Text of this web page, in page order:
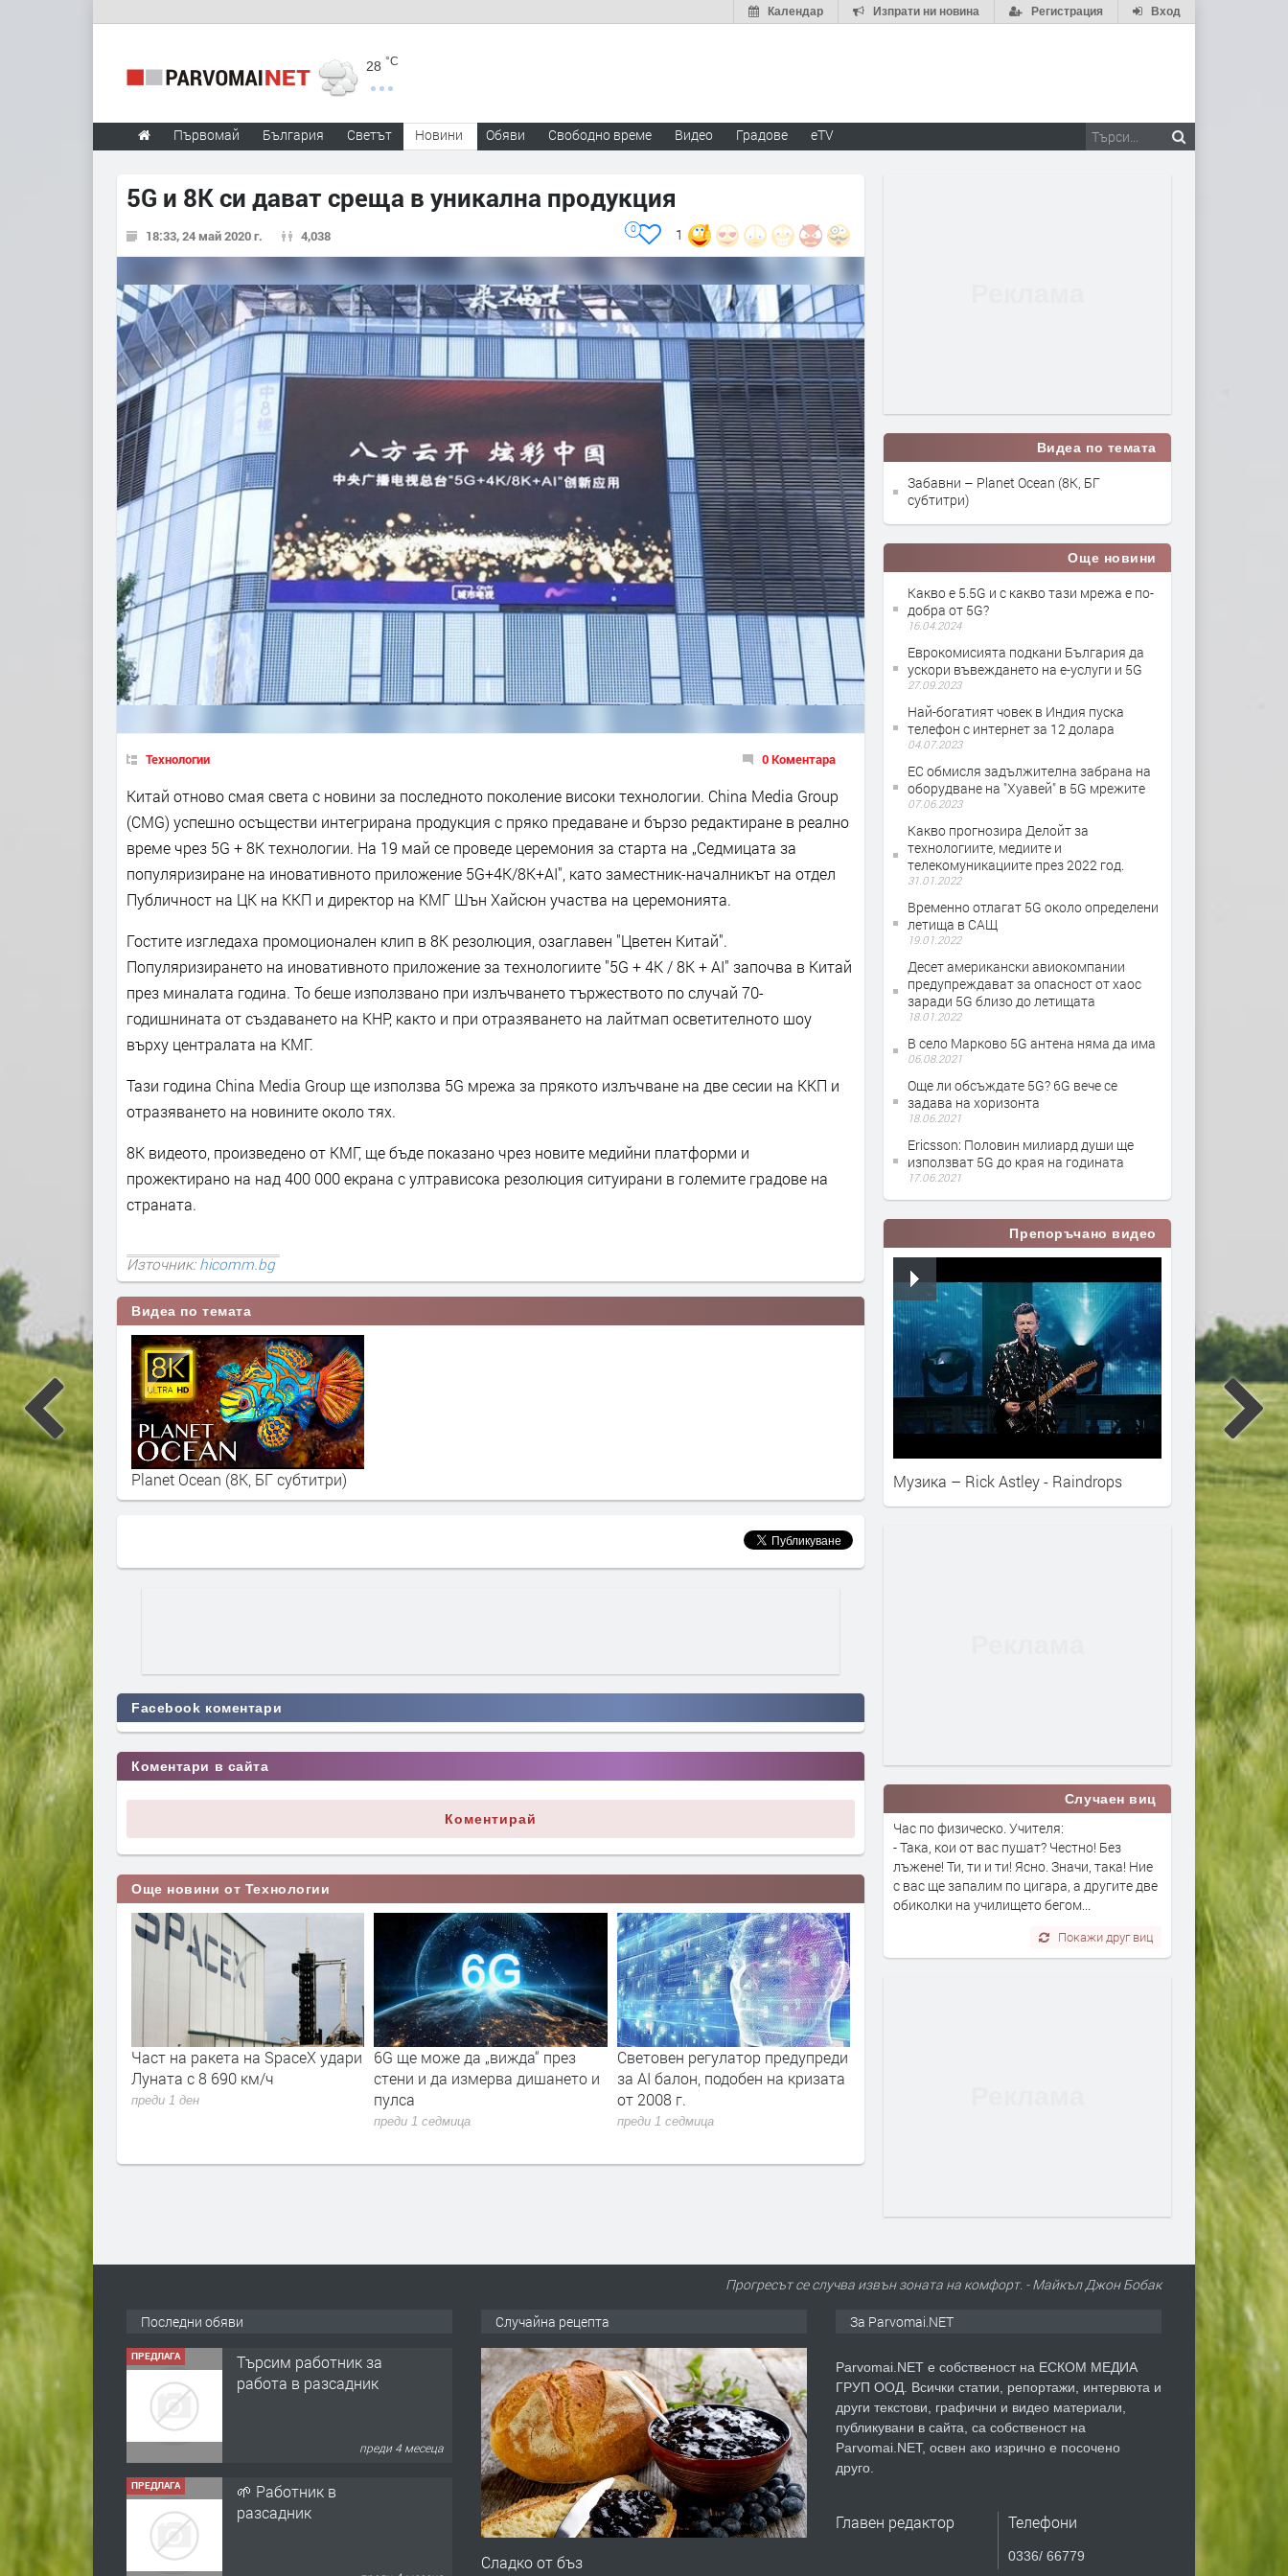
Вход
Регистрация
Изпрати ни новина
Календар
28 °C
Първомай България Светът Новини Обяви Свободно време Видео Градове eTV
5G и 8K си дават среща в уникална продукция
18:33, 24 май 2020 г. 4,038 1
0
Технологии 0 Коментара
Китай отново смая света с новини за последното поколение високи технологии. China Media Group
(CMG) успешно осъществи интегрирана продукция с пряко предаване и бързо редактиране в реално
време чрез 5G + 8K технологии. На 19 май се проведе церемония за старта на „Седмицата за
популяризиране на иновативното приложение 5G+4K/8K+AI", като заместник-началникът на отдел
Публичност на ЦК на ККП и директор на КМГ Шън Хайсюн участва на церемонията.
Гостите изгледаха промоционален клип в 8K резолюция, озаглавен "Цветен Китай".
Популяризирането на иновативното приложение за технологиите "5G + 4K / 8K + AI" започва в Китай
през миналата година. То беше използвано при излъчването тържеството по случай 70-
годишнината от създаването на КНР, както и при отразяването на лайтмап осветителното шоу
върху централата на КМГ.
Тази година China Media Group ще използва 5G мрежа за прякото излъчване на две сесии на ККП и
отразяването на новините около тях.
8K видеото, произведено от КМГ, ще бъде показано чрез новите медийни платформи и
прожектирано на над 400 000 екрана с ултрависока резолюция ситуирани в големите градове на
страната.
Източник:hicomm.bg
Видеа по темата
Planet Ocean (8K, БГ субтитри)
Facebook коментари
Коментари в сайта
Коментирай
Още новини от Технологии
как да
Част на ракета на SpaceX удари
Луната с 8 690 км/ч
преди 1 ден
6G ще може да „вижда“ през
стени и да измерва дишането и
пулса
преди 1 седмица
Световен регулатор предупреди
за AI балон, подобен на кризата
от 2008 г.
преди 1 седмица
Питейна вода от морето:
трябва да знаем за
обезсоляването
Видеа по темата
Забавни – Planet Ocean (8K, БГ
субтитри)
Още новини
Какво е 5.5G и с какво тази мрежа е по-
добра от 5G?
16.04.2024
Еврокомисията подкани България да
ускори въвеждането на е-услуги и 5G
27.09.2023
Най-богатият човек в Индия пуска
телефон с интернет за 12 долара
04.07.2023
ЕС обмисля задължителна забрана на
оборудване на "Хуавей" в 5G мрежите
07.06.2023
Какво прогнозира Делойт за
технологиите, медиите и
телекомуникациите през 2022 год.
31.01.2022
Временно отлагат 5G около определени
летища в САЩ
19.01.2022
Десет американски авиокомпании
предупреждават за опасност от хаос
заради 5G близо до летищата
18.01.2022
В село Марково 5G антена няма да има
06.08.2021
Още ли обсъждате 5G? 6G вече се
задава на хоризонта
18.06.2021
Ericsson: Половин милиард души ще
използват 5G до края на годината
17.06.2021
Препоръчано видео
Музика – Rick Astley - Raindrops
Случаен виц
Час по физическо. Учителя:
- Така, кои от вас пушат? Честно! Без
лъжене! Ти, ти и ти! Ясно. Значи, така! Ние
с вас ще запалим по цигара, а другите две
обиколки на училището бегом...
Покажи друг виц
Прогресът се случва извън зоната на комфорт. - Майкъл Джон Бобак
Последни обяви
ПРЕДЛАГА
Търсим работник за
работа в разсадник
преди 4 месеца
ПРЕДЛАГА
🌱 Работник в
разсадник
Случайна рецепта
Сладко от бъз
За Parvomai.NET
Parvomai.NET е собственост на ЕСКОМ МЕДИА
ГРУП ООД. Всички статии, репортажи, интервюта и
други текстови, графични и видео материали,
публикувани в сайта, са собственост на
Parvomai.NET, освен ако изрично е посочено
друго.
Главен редактор Телефони
0336/ 66779